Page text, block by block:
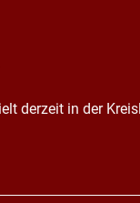
derzeit in der